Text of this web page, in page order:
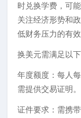
时兑换学费，可
关注经济形势和
低财务压力的有效
换美元需满足以下
年度额度：每人
需提供交易证明。
证件要求：需携